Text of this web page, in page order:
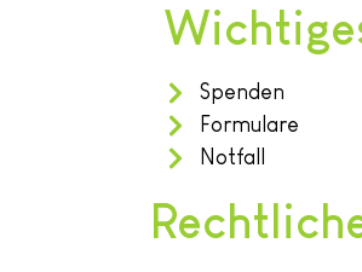
Spenden
Formulare
Notfall